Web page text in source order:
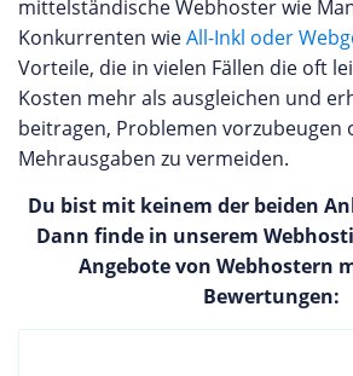
mittelständische Webhoster wie
Konkurrenten wieAll-Inkl oder
Vorteile, die in vielen Fällen die oft
Kosten mehr als ausgleichen und
beitragen, Problemen vorzubeugen
Mehrausgaben zu vermeiden.
Du bist mit keinem der beiden
Dann finde in unserem
Angebote von Webhostern
Bewertungen: